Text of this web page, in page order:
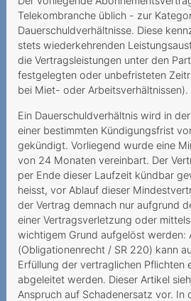
Telekombranche üblich - zur
Dauerschuldverhältnisse. Diese
stets wiederkehrenden
die Vertragsleistungen unter den
festgelegten oder unbefristeten
bei Miet- oder Arbeitsverhältnissen).
Ein Dauerschuldverhältnis wird in
einer bestimmten Kündigungsfrist
gekündigt. Vorliegend wurde eine
von 24 Monaten vereinbart. Der
per Ende dieser Laufzeit kündbar
heisst, vor Ablauf dieser
der Vertrag demnach nur aufgrund
einer Vertragsverletzung oder
wichtigem Grund aufgelöst werden:
(Obligationenrecht / SR 220) kann
Erfüllung der vertraglichen Pflichten
abgeleitet werden. Dieser Artikel
Anspruch auf Schadenersatz vor. In
Verfall
Sperrung
Notfalls
Funkstille